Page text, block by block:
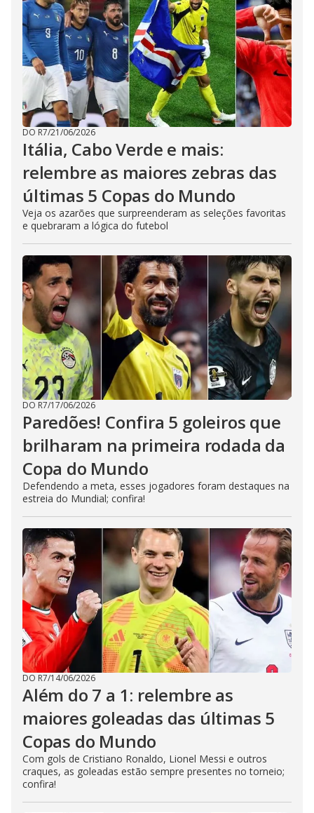
DO R7/21/06/2026
Itália, Cabo Verde e mais:
relembre as maiores zebras das
últimas 5 Copas do Mundo
Veja os azarões que surpreenderam as seleções favoritas
e quebraram a lógica do futebol
DO R7/17/06/2026
Paredões! Confira 5 goleiros que
brilharam na primeira rodada da
Copa do Mundo
Defendendo a meta, esses jogadores foram destaques na
estreia do Mundial; confira!
DO R7/14/06/2026
Além do 7 a 1: relembre as
maiores goleadas das últimas 5
Copas do Mundo
Com gols de Cristiano Ronaldo, Lionel Messi e outros
craques, as goleadas estão sempre presentes no torneio;
confira!